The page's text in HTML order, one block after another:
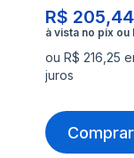
R$ 205,44
ou R$ 216,25
juros